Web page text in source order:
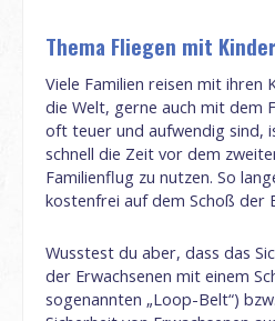
Thema Fliegen mit
Viele Familien reisen mit ihren
die Welt, gerne auch mit dem
oft teuer und aufwendig sind,
schnell die Zeit vor dem
Familienflug zu nutzen. So
kostenfrei auf dem Schoß der
Wusstest du aber, dass das
der Erwachsenen mit einem
sogenannten „Loop-Belt“)